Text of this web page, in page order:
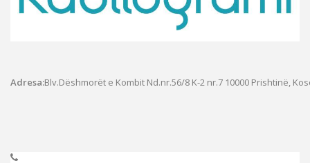
Adresa:Blv.Dëshmorët e Kombit Nd.nr.56/8 K-2 nr.7 10000 Prishtinë,